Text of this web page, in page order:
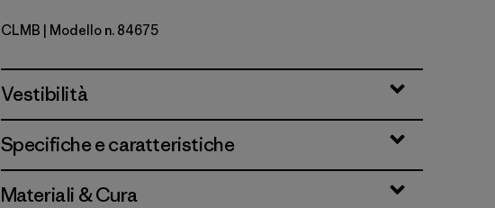
Clement Blue
CLMB | Modello n. 84675
Vestibilità
Specifiche e caratteristiche
Materiali & Cura